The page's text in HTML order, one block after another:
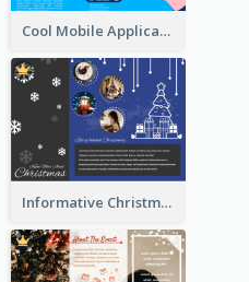
Cool Mobile Application Promotional Brochure Design
Informative Christmas Brochure With Graphics And Photos